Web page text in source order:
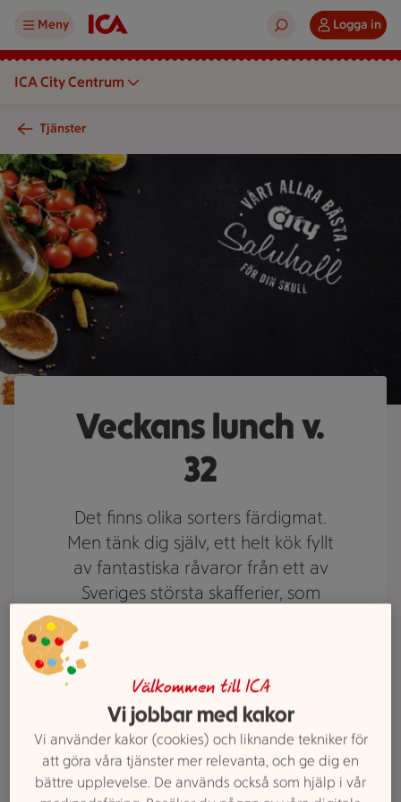
Meny Logga in
ICA City Centrum
Tjänster
Veckans meny
Veckans lunch v.
32
Det finns olika sorters färdigmat.
Men tänk dig själv, ett helt kök fyllt
av fantastiska råvaror från ett av
Sveriges största skafferier, som
tillagas av stolta kockar från Borås,
kan det bli bättre lunch? Citys
populära varor i alla våra butiker
och varje vecka äter Boråsarna
hundratals av Citykökets rätter. Till
råga på allt har vi alltid lägsta
möjliga pris och vi tror att vår
Välkommen till ICA
Vi jobbar med kakor
Vi använder kakor (cookies) och liknande tekniker för
att göra våra tjänster mer relevanta, och ge dig en
bättre upplevelse. De används också som hjälp i vår